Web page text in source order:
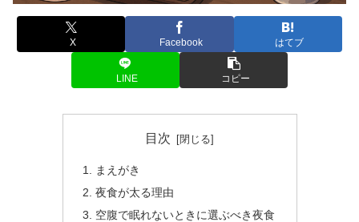
X Facebook はてブ
LINE コピー
目次
まえがき
夜食が太る理由
空腹で眠れないときに選ぶべき夜食